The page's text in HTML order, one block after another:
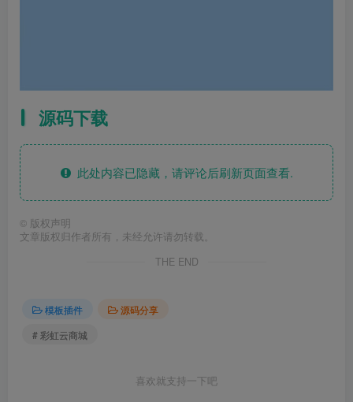
源码下载
此处内容已隐藏，请评论后刷新页面查看.
© 版权声明
文章版权归作者所有，未经允许请勿转载。
THE END
模板插件
源码分享
# 彩虹云商城
喜欢就支持一下吧